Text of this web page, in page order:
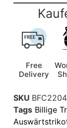
Free
Delivery
SKU
Tags Billige